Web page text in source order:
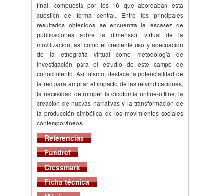
final, compuesta por los 16 que abordaban esta
cuestión de forma central. Entre los principales
resultados obtenidos se encuentra la escasez de
publicaciones sobre la dimensión virtual de la
movilización, así como el creciente uso y adecuación
de la etnografía virtual como metodología de
investigación para el estudio de este campo de
conocimiento. Así mismo, destaca la potencialidad de
la red para ampliar el impacto de las reivindicaciones,
la necesidad de romper la dicotomía online-offline, la
creación de nuevas narrativas y la transformación de
la producción simbólica de los movimientos sociales
contemporáneos.
Referencias
Fundref
Crossmark
Ficha técnica